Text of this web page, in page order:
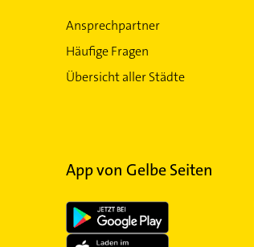
Ansprechpartner
Häufige Fragen
Übersicht aller Städte
App von Gelbe Seiten